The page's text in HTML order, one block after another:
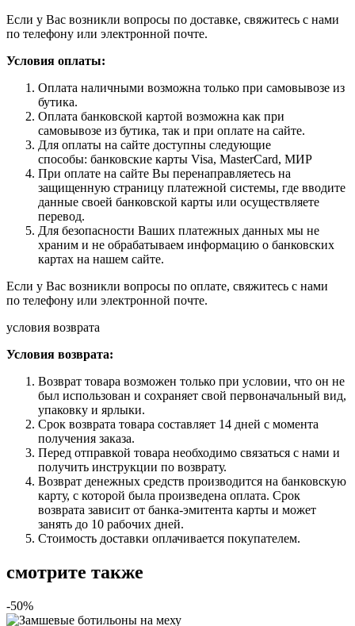
Если у Вас возникли вопросы по доставке, свяжитесь с нами
по телефону или электронной почте.
Условия оплаты:
Оплата наличными возможна только при самовывозе из
бутика.
Оплата банковской картой возможна как при
самовывозе из бутика, так и при оплате на сайте.
Для оплаты на сайте доступны следующие
способы: банковские карты Visa, MasterCard, МИР
При оплате на сайте Вы перенаправляетесь на
защищенную страницу платежной системы, где вводите
данные своей банковской карты или осуществляете
перевод.
Для безопасности Ваших платежных данных мы не
храним и не обрабатываем информацию о банковских
картах на нашем сайте.
Если у Вас возникли вопросы по оплате, свяжитесь с нами
по телефону или электронной почте.
условия возврата
Условия возврата:
Возврат товара возможен только при условии, что он не
был использован и сохраняет свой первоначальный вид,
упаковку и ярлыки.
Срок возврата товара составляет 14 дней с момента
получения заказа.
Перед отправкой товара необходимо связаться с нами и
получить инструкции по возврату.
Возврат денежных средств производится на банковскую
карту, с которой была произведена оплата. Срок
возврата зависит от банка-эмитента карты и может
занять до 10 рабочих дней.
Стоимость доставки оплачивается покупателем.
смотрите также
-50%